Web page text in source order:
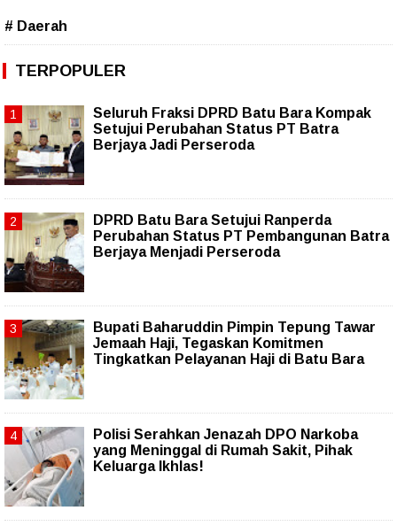
# Daerah
TERPOPULER
Seluruh Fraksi DPRD Batu Bara Kompak
Setujui Perubahan Status PT Batra
Berjaya Jadi Perseroda
DPRD Batu Bara Setujui Ranperda
Perubahan Status PT Pembangunan Batra
Berjaya Menjadi Perseroda
Bupati Baharuddin Pimpin Tepung Tawar
Jemaah Haji, Tegaskan Komitmen
Tingkatkan Pelayanan Haji di Batu Bara
Polisi Serahkan Jenazah DPO Narkoba
yang Meninggal di Rumah Sakit, Pihak
Keluarga Ikhlas!